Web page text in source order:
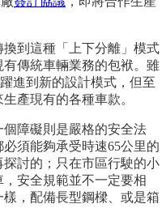
到這種「上下分離」模式
傳統車輛業務的包袱。雖
進到新的設計模式，但至
產現有的各種車款。
障礙則是嚴格的安全法
須能夠承受時速65公里的
討的；只在市區行駛的小
安全規範並不一定要相
，配備長型鋼樑、或是箱